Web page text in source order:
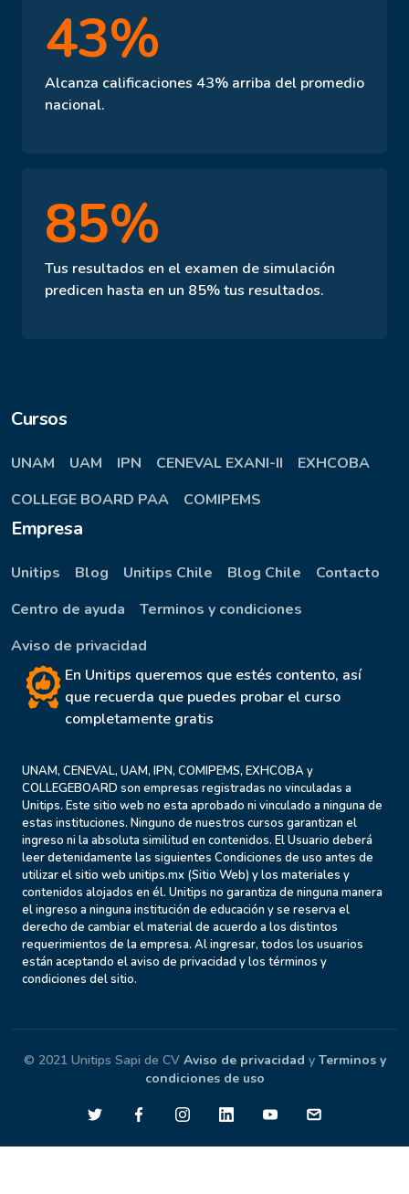
43%
Alcanza calificaciones 43% arriba del promedio
nacional.
85%
Tus resultados en el examen de simulación
predicen hasta en un 85% tus resultados.
Cursos
UNAM UAM IPN CENEVAL EXANI-II
EXHCOBA
COLLEGE BOARD PAA
COMIPEMS
Empresa
Unitips Blog Unitips Chile Blog Chile
Contacto
Centro de ayuda
Terminos y condiciones
Aviso de privacidad
En Unitips queremos que estés contento, así
que recuerda que puedes probar el curso
completamente gratis
UNAM, CENEVAL, UAM, IPN, COMIPEMS, EXHCOBA y
COLLEGEBOARD son empresas registradas no vinculadas a
Unitips. Este sitio web no esta aprobado ni vinculado a ninguna de
estas instituciones. Ninguno de nuestros cursos garantizan el
ingreso ni la absoluta similitud en contenidos. El Usuario deberá
leer detenidamente las siguientes Condiciones de uso antes de
utilizar el sitio web unitips.mx (Sitio Web) y los materiales y
contenidos alojados en él. Unitips no garantiza de ninguna manera
el ingreso a ninguna institución de educación y se reserva el
derecho de cambiar el material de acuerdo a los distintos
requerimientos de la empresa. Al ingresar, todos los usuarios
están aceptando el aviso de privacidad y los términos y
condiciones del sitio.
© 2021 Unitips Sapi de CV Aviso de privacidad y Terminos y
condiciones de uso